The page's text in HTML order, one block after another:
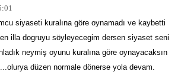
siyaseti kuralına göre oynamadı ve kaybetti
illa dogruyu söyleyecegim dersen siyaset seni
neymiş oyunu kuralına göre oynayacaksın
düzen normale dönerse yola devam.